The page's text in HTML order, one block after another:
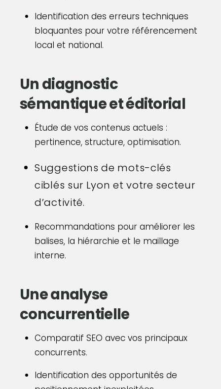
Identification des erreurs techniques
bloquantes pour votre référencement
local et national.
Un diagnostic
sémantique et éditorial
Étude de vos contenus actuels :
pertinence, structure, optimisation.
Suggestions de mots-clés
ciblés sur Lyon et votre secteur
d’activité.
Recommandations pour améliorer les
balises, la hiérarchie et le maillage
interne.
Une analyse
concurrentielle
Comparatif SEO avec vos principaux
concurrents.
Identification des opportunités de